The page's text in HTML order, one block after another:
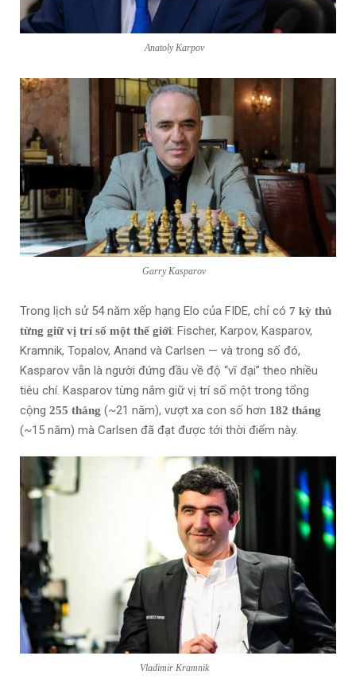
Anatoly Karpov
Garry Kasparov
Trong lịch sử 54 năm xếp hạng Elo của FIDE, chỉ có 7 kỳ thủ
từng giữ vị trí số một thế giới: Fischer, Karpov, Kasparov,
Kramnik, Topalov, Anand và Carlsen — và trong số đó,
Kasparov vẫn là người đứng đầu về độ “vĩ đại” theo nhiều
tiêu chí. Kasparov từng nắm giữ vị trí số một trong tổng
cộng 255 tháng (~21 năm), vượt xa con số hơn 182 tháng
(~15 năm) mà Carlsen đã đạt được tới thời điểm này.
Vladimir Kramnik